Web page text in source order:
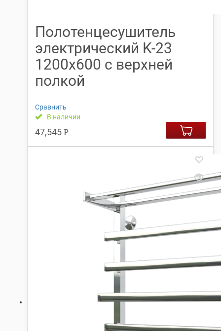
Полотенцесушитель
электрический K-23
1200х600 с верхней
полкой
Сравнить
В наличии
47,545 Р